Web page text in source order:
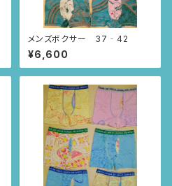
メンズボクサー 37‐42
¥6,600